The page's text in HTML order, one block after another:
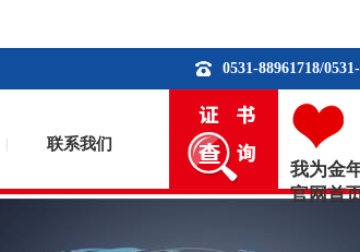
0531-88961718/
联系我们
我为金
官网首